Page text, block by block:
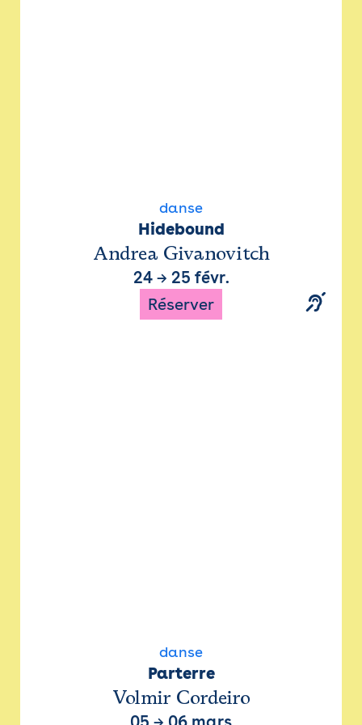
danse
Hidebound
Andrea Givanovitch
24→ 25 févr.
Réserver
danse
Parterre
Volmir Cordeiro